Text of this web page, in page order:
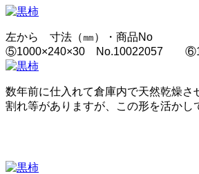
左から 寸法（㎜）・商品No
⑤1000×240×30 No.10022057
数年前に仕入れて倉庫内で天然乾燥さ
割れ等がありますが、この形を活かし